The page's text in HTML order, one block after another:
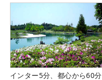
インター5分、都心から60分